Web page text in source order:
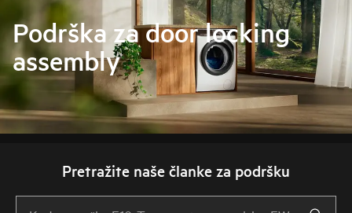
Podrška za door locking
assembly
Pretražite naše članke za podršku